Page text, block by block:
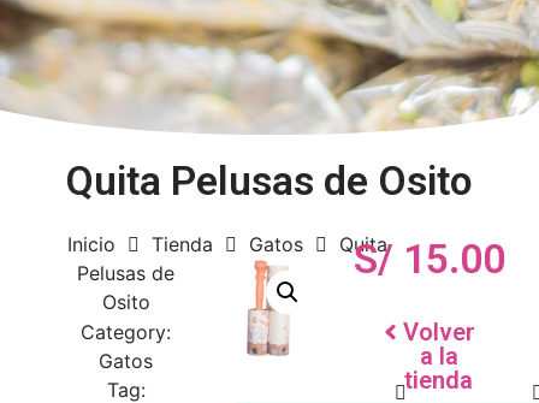
Quita Pelusas de Osito
Inicio Tienda Gatos
Quita
Pelusas de
Osito
Category:
Gatos
Tag:
S/ 15.00
Volver
a la
tienda